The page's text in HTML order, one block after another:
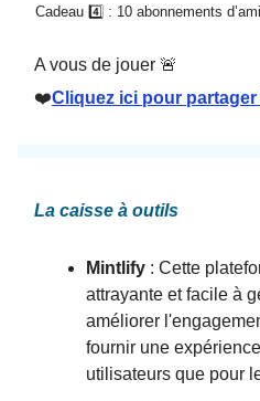
Cadeau 4️⃣ : 10 abonnements
A vous de jouer 🚨
❤️Cliquez ici pour partager
La caisse à outils
Mintlify : Cette
attrayante et facile à
améliorer
fournir une
utilisateurs que pour